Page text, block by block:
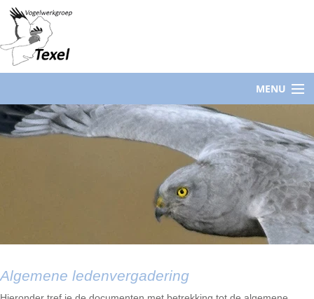
MENU
Algemene ledenvergadering